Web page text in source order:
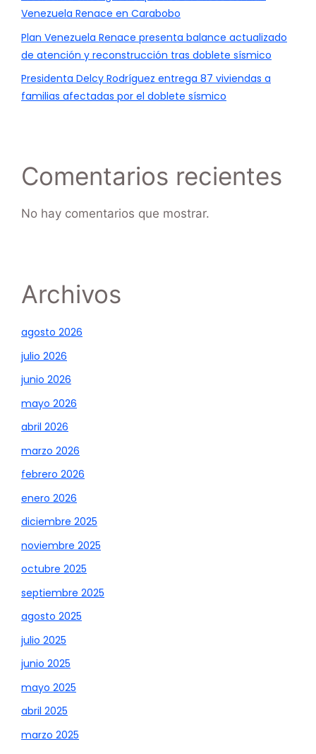
Venezuela Renace en Carabobo
Plan Venezuela Renace presenta balance actualizado
de atención y reconstrucción tras doblete sísmico
Presidenta Delcy Rodríguez entrega 87 viviendas a
familias afectadas por el doblete sísmico
Comentarios recientes
No hay comentarios que mostrar.
Archivos
agosto 2026
julio 2026
junio 2026
mayo 2026
abril 2026
marzo 2026
febrero 2026
enero 2026
diciembre 2025
noviembre 2025
octubre 2025
septiembre 2025
agosto 2025
julio 2025
junio 2025
mayo 2025
abril 2025
marzo 2025